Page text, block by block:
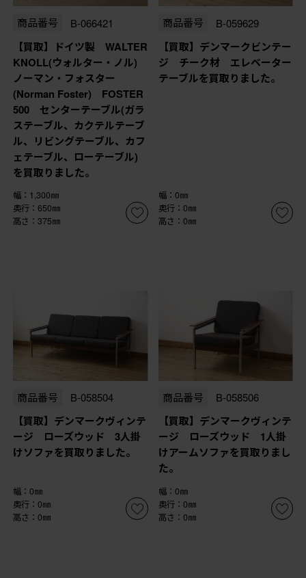
商品番号 B-066421
【買取】ドイツ製 WALTER
KNOLL(ウォルター・ノル)
ノーマン・フォスター
(Norman Foster) FOSTER
500 センターテーブル(ガラ
ステーブル、カクテルテーブ
ル、リビングテーブル、カフ
ェテーブル、ローテーブル)
を買取りました。
幅：1,300㎜
奥行：650㎜
高さ：375㎜
商品番号 B-059629
【買取】デンマークビンテー
ジ チーク材 エレベーター
テーブルを買取りました。
幅：0㎜
奥行：0㎜
高さ：0㎜
商品番号 B-058504
【買取】デンマークヴィンテ
ージ ローズウッド 3人掛
けソファを買取りました。
幅：0㎜
奥行：0㎜
高さ：0㎜
商品番号 B-058506
【買取】デンマークヴィンテ
ージ ローズウッド 1人掛
けアームソファを買取りまし
た。
幅：0㎜
奥行：0㎜
高さ：0㎜